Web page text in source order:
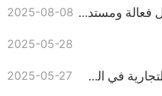
المعدات الرئيسية المستخدمة في محطة نقل النفايات — حلول فعالة ومستدامة لإدارة النفايات 2025-08-08
2025-05-28
نظام AIShred RDF "يستهلك" 20 طنًا من النفايات الصناعية والتجارية في الساعة، وينتج وقودًا بديلًا 2025-05-27